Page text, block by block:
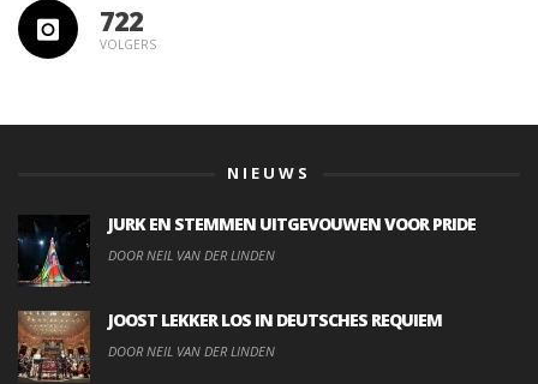
722
VOLGERS
NIEUWS
JURK EN STEMMEN UITGEVOUWEN VOOR PRIDE
DOOR NEIL VAN DER LINDEN
JOOST LEKKER LOS IN DEUTSCHES REQUIEM
DOOR NEIL VAN DER LINDEN